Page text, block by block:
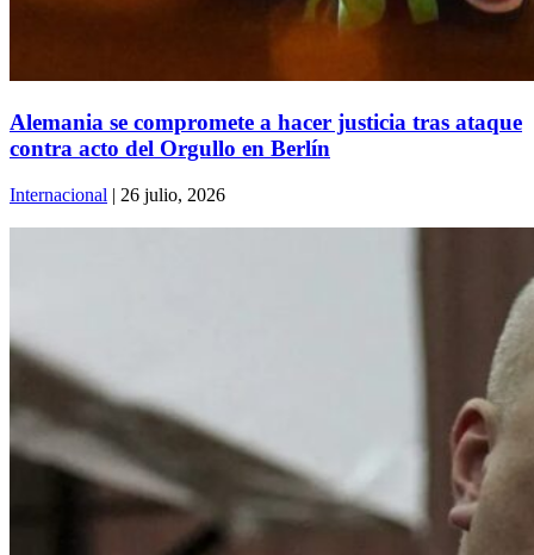
Alemania se compromete a hacer justicia tras ataque
contra acto del Orgullo en Berlín
Internacional | 26 julio, 2026